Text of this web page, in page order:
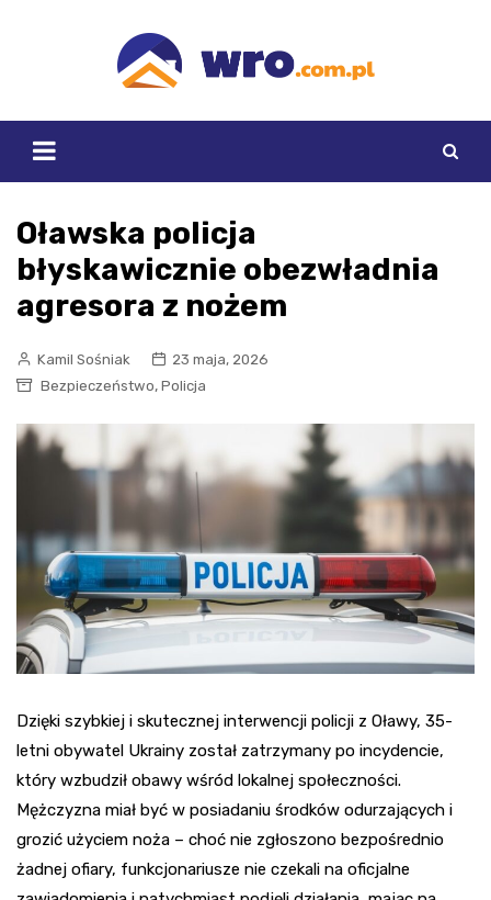
Oławska policja
błyskawicznie obezwładnia
agresora z nożem
Kamil Sośniak
23 maja, 2026
Bezpieczeństwo, Policja
Dzięki szybkiej i skutecznej interwencji policji z Oławy, 35-
letni obywatel Ukrainy został zatrzymany po incydencie,
który wzbudził obawy wśród lokalnej społeczności.
Mężczyzna miał być w posiadaniu środków odurzających i
grozić użyciem noża – choć nie zgłoszono bezpośrednio
żadnej ofiary, funkcjonariusze nie czekali na oficjalne